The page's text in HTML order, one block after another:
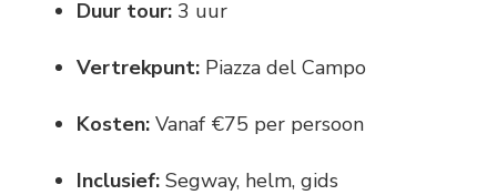
Duur tour: 3 uur
Vertrekpunt: Piazza del Campo
Kosten: Vanaf €75 per persoon
Inclusief: Segway, helm, gids